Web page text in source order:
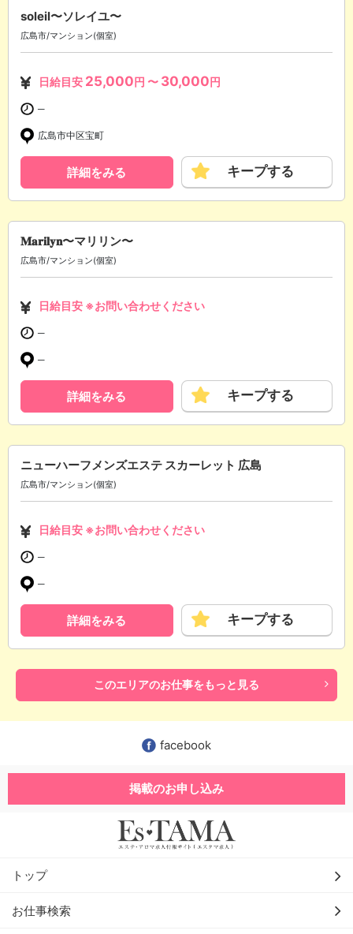
soleil〜ソレイユ〜
広島市/マンション(個室)
日給目安 25,000円 〜 30,000円
─
広島市中区宝町
詳細をみる キープする
𝐌𝐚𝐫𝐢𝐥𝐲𝐧〜マリリン〜
広島市/マンション(個室)
日給目安 ※お問い合わせください
─
─
詳細をみる キープする
ニューハーフメンズエステ スカーレット 広島
広島市/マンション(個室)
日給目安 ※お問い合わせください
─
─
詳細をみる キープする
このエリアのお仕事をもっと見る
facebook
掲載のお申し込み
トップ
お仕事検索